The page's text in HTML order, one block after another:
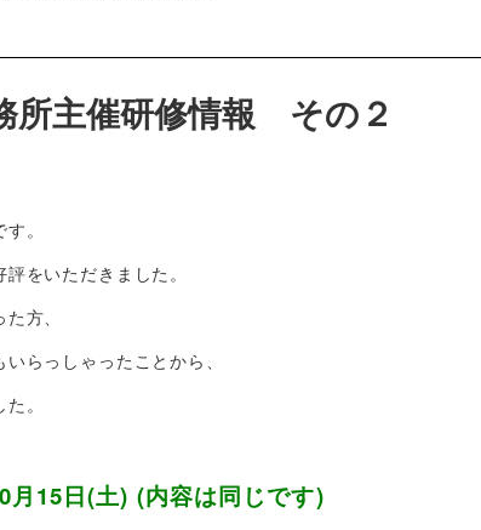
主催研修情報 その２
。
をいただきました。
方、
らっしゃったことから、
。
15日(土) (内容は同じです)